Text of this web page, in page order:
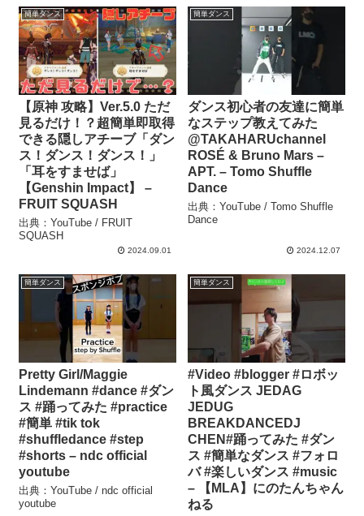
簡単ダンス
【原神 攻略】Ver.5.0 ただ
見るだけ！？超簡単即取得
できる隠しアチーブ「ダン
ス！ダンス！ダンス！」
「耳をすませば」
【Genshin Impact】 –
FRUIT SQUASH
出典：YouTube / FRUIT
SQUASH
2024.09.01
簡単ダンス
ダンス初心者の友達に簡単
なステップ教えてみた
@TAKAHARUchannel
ROSÉ & Bruno Mars –
APT. – Tomo Shuffle
Dance
出典：YouTube / Tomo Shuffle
Dance
2024.12.07
簡単ダンス
Pretty Girl/Maggie
Lindemann #dance #ダン
ス #踊ってみた #practice
#簡単 #tik tok
#shuffledance #step
#shorts – ndc official
youtube
出典：YouTube / ndc official
youtube
簡単ダンス
#Video #blogger #ロボッ
ト風ダンス JEDAG
JEDUG
BREAKDANCEDJ
CHEN#踊ってみた #ダン
ス #簡単なダンス #フォロ
バ #楽しいダンス #music
– 【MLA】にのたんちゃん
ねる